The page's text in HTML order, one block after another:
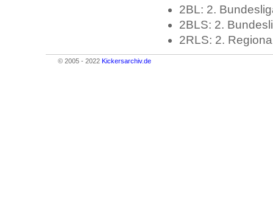
2BL: 2.
2BLS: 2.
2RLS: 2.
© 2005 - 2022 Kickersarchiv.de